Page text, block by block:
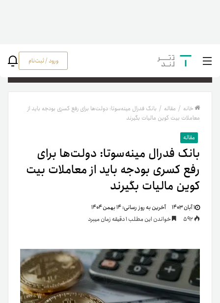
ورود / ثبت‌نام
خانه / مقاله / بانک فدرال مینه‌سوتا: دولت‌ها برای رفع کسری بودجه باید از
معاملات بیت کوین مالیات بگیرند
مقاله
بانک فدرال مینه‌سوتا: دولت‌ها برای
رفع کسری بودجه باید از معاملات بیت
کوین مالیات بگیرند
۱ آبان ۱۴۰۳ آخرین به روز رسانی:۱۴ بهمن ۱۴۰۴
خواندن این مطلب 1 دقیقه زمان میبرد